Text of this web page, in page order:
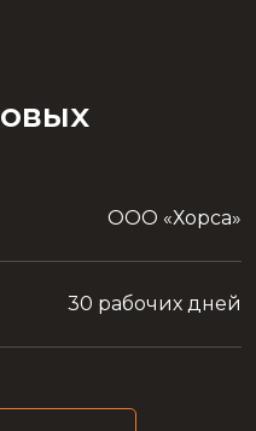
ООО «Хорса»
30 рабочих дней